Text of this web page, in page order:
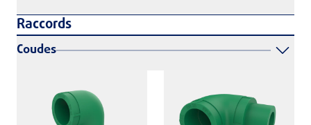
Raccords
Coudes